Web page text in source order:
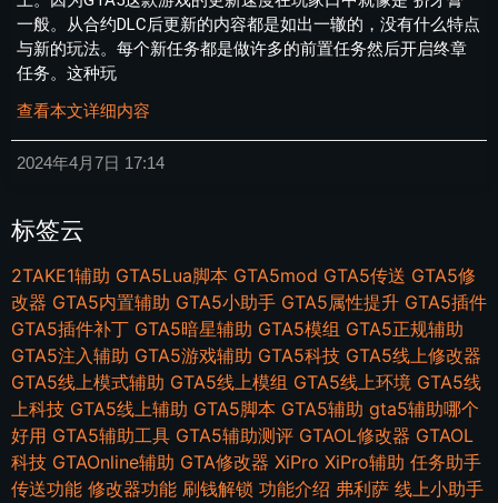
一般。从合约DLC后更新的内容都是如出一辙的，没有什么特点
与新的玩法。每个新任务都是做许多的前置任务然后开启终章
任务。这种玩
查看本文详细内容
2024年4月7日 17:14
标签云
2TAKE1辅助 GTA5Lua脚本 GTA5mod GTA5传送 GTA5修
改器 GTA5内置辅助 GTA5小助手 GTA5属性提升 GTA5插件
GTA5插件补丁 GTA5暗星辅助 GTA5模组 GTA5正规辅助
GTA5注入辅助 GTA5游戏辅助 GTA5科技 GTA5线上修改器
GTA5线上模式辅助 GTA5线上模组 GTA5线上环境 GTA5线
上科技 GTA5线上辅助 GTA5脚本 GTA5辅助 gta5辅助哪个
好用 GTA5辅助工具 GTA5辅助测评 GTAOL修改器 GTAOL
科技 GTAOnline辅助 GTA修改器 XiPro XiPro辅助 任务助手
传送功能 修改器功能 刷钱解锁 功能介绍 弗利萨 线上小助手